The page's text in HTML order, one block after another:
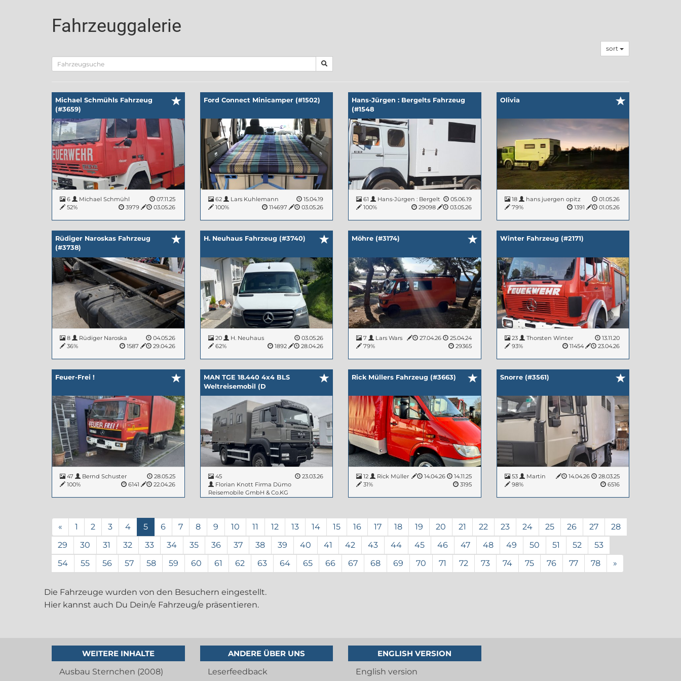
Fahrzeuggalerie
sort
Michael Schmühls Fahrzeug
(#3659)
6 07.11.25
Michael Schmühl
03.05.26
52% 3979
Ford Connect Minicamper (#1502)
62 15.04.19
Lars Kuhlemann
03.05.26
100% 114697
Hans-Jürgen : Bergelts Fahrzeug
(#1548
61 05.06.19
Hans-Jürgen : Bergelt
03.05.26
100% 29098
Olivia
18 01.05.26
hans juergen opitz
01.05.26
79% 1391
Rüdiger Naroskas Fahrzeug
(#3738)
8 04.05.26
Rüdiger Naroska
29.04.26
36% 1587
H. Neuhaus Fahrzeug (#3740)
20 03.05.26
H. Neuhaus
28.04.26
62% 1892
Möhre (#3174)
7 25.04.24
Lars Wars
27.04.26
79%
29365
Winter Fahrzeug (#2171)
23 13.11.20
Thorsten Winter
23.04.26
93% 11454
Feuer-Frei !
47 28.05.25
Bernd Schuster
22.04.26
100% 6141
MAN TGE 18.440 4x4 BLS
Weltreisemobil (D
45
23.03.26
Florian Knott Firma Dümo
Reisemobile GmbH & Co.KG
Rick Müllers Fahrzeug (#3663)
12 14.11.25
Rick Müller
14.04.26
31%
3195
Snorre (#3561)
53 28.03.25
Martin
14.04.26
98%
6516
« 1 2 3 4 5 6 7 8 9 10 11 12 13 14 15 16 17 18 19 20 21 22 23 24 25 26 27
28
29
30 31 32 33 34 35 36 37 38 39 40 41 42 43 44 45 46 47 48 49 50 51 52
53
54
55 56 57 58 59 60 61 62 63 64 65 66 67 68 69 70 71 72 73 74 75 76 77 78 »
Die Fahrzeuge wurden von den Besuchern eingestellt.
Hier kannst auch Du Dein/e Fahrzeug/e präsentieren.
WEITERE INHALTE
Ausbau Sternchen (2008)
ANDERE ÜBER UNS
Leserfeedback
ENGLISH VERSION
English version